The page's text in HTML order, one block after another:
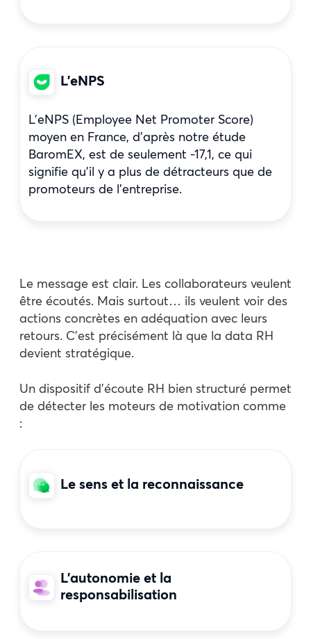
L’eNPS
L’eNPS (Employee Net Promoter Score)
moyen en France, d’après notre étude
BaromEX, est de seulement -17,1, ce qui
signifie qu’il y a plus de détracteurs que de
promoteurs de l’entreprise.
Le message est clair. Les collaborateurs veulent
être écoutés. Mais surtout… ils veulent voir des
actions concrètes en adéquation avec leurs
retours. C’est précisément là que la data RH
devient stratégique.
Un dispositif d’écoute RH bien structuré permet
de détecter les moteurs de motivation comme
:
Le sens et la reconnaissance
L’autonomie et la
responsabilisation